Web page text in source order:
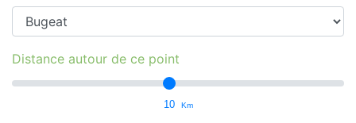
Distance autour de ce point
10 Km